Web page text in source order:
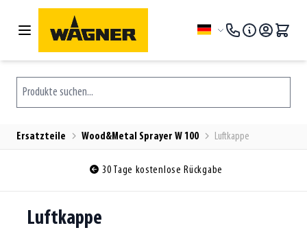
Zum Inhalt springen
Sprache
Produkte suchen...
Ersatzteile Wood&Metal Sprayer W 100 Luftkappe
30 Tage kostenlose Rückgabe
Luftkappe